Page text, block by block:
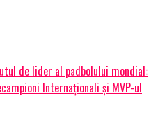
de lider al padbolului mondial:
Internaționali și MVP-ul